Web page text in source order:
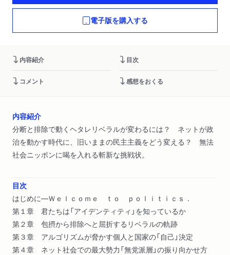
電子版を購入する
内容紹介 目次
コメント 感想をおくる
内容紹介
分断と排除で動くヘタレリベラルが変わるには？ ネットが政
治を動かす時代に、旧いままの民主主義をどう変える？ 無法
社会ニッポンに喝を入れる斬新な挑戦状。
目次
はじめに―Ｗｅｌｃｏｍｅ ｔｏ ｐｏｌｉｔｉｃｓ．
第１章 君たちは「アイデンティティ」を知っているか
第２章 包摂から排除へと屈折するリベラルの軌跡
第３章 アルゴリズムが脅かす個人と国家の「自己」決定
第４章 ネット社会での最大勢力「無党派層」の振り向かせ方